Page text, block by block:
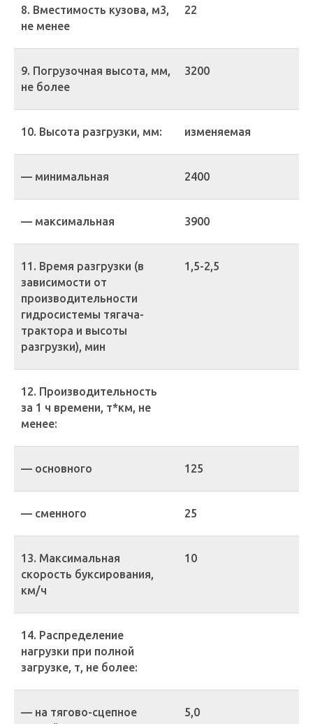
8. Вместимость кузова, м3,
не менее
22
9. Погрузочная высота, мм,
не более
3200
10. Высота разгрузки, мм: изменяемая
— минимальная 2400
— максимальная 3900
11. Время разгрузки (в
зависимости от
производительности
гидросистемы тягача-
трактора и высоты
разгрузки), мин
1,5-2,5
12. Производительность
за 1 ч времени, т*км, не
менее:
— основного 125
— сменного 25
13. Максимальная
скорость буксирования,
км/ч
10
14. Распределение
нагрузки при полной
загрузке, т, не более:
— на тягово-сцепное
5,0